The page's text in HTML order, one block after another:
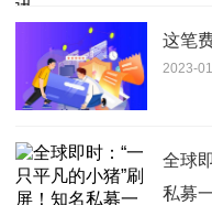
这笔
2023-
全球
私募